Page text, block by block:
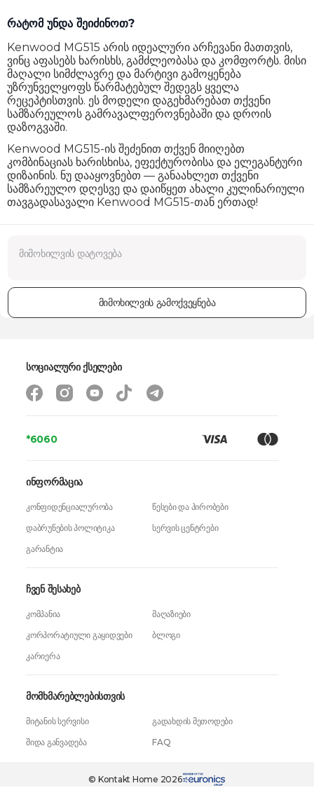
რატომ უნდა შეიძინოთ?
Kenwood MG515 არის იდეალური არჩევანი მათთვის,
ვინც აფასებს ხარისხს, გამძლეობასა და კომფორტს. მისი
მაღალი სიმძლავრე და მარტივი გამოყენება
უზრუნველყოფს წარმატებულ შედეგს ყველა
რეცეპტისთვის. ეს მოდელი დაგეხმარებათ თქვენი
სამზარეულოს გამრავალფეროვნებაში და დროის
დაზოგვაში.
Kenwood MG515-ის შეძენით თქვენ მიიღებთ
კომბინაციას ხარისხისა, ეფექტურობისა და ელეგანტური
დიზაინის. ნუ დააყოვნებთ — განაახლეთ თქვენი
სამზარეულო დღესვე და დაიწყეთ ახალი კულინარიული
თავგადასავალი Kenwood MG515-თან ერთად!
მიმოხილვის გამოქვეყნება
*6060
ჩვენ შესახებ
კომპანია
მაღაზიები
კორპორატიული გაყიდვები
ბლოგი
კარიერა
ინფორმაცია
კონფიდენციალურობა
წესები და პირობები
დაბრუნების პოლიტიკა
სერვის ცენტრები
გარანტია
მომხმარებლებისთვის
მიტანის სერვისი
გადახდის მეთოდები
შიდა განვადება
FAQ
სოციალური ქსელები
© Kontakt Home 2026